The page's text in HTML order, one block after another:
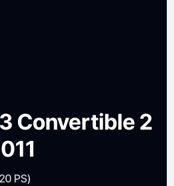
Convertible 2
PS)